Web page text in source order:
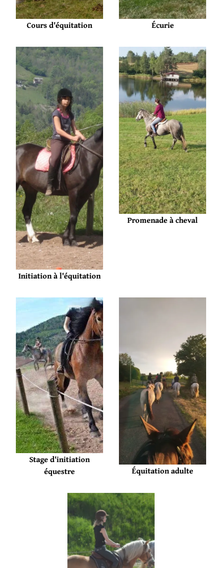
Cours d'équitation Écurie
Initiation à l'équitation
Promenade à cheval
Stage d'initiation
équestre
Équitation adulte